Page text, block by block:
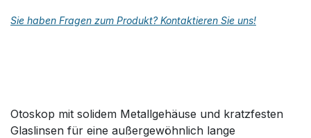
Sie haben Fragen zum Produkt? Kontaktieren Sie uns!
Otoskop mit solidem Metallgehäuse und kratzfesten
Glaslinsen für eine außergewöhnlich lange